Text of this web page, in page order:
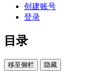
创建账号
登录
目录
移至侧栏 隐藏